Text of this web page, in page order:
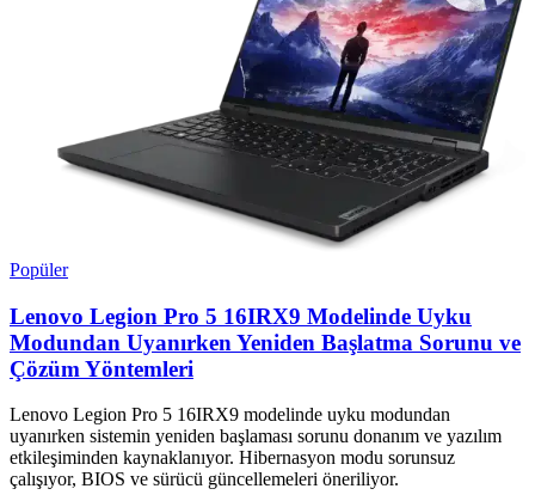
Popüler
Lenovo Legion Pro 5 16IRX9 Modelinde Uyku
Modundan Uyanırken Yeniden Başlatma Sorunu ve
Çözüm Yöntemleri
Lenovo Legion Pro 5 16IRX9 modelinde uyku modundan
uyanırken sistemin yeniden başlaması sorunu donanım ve yazılım
etkileşiminden kaynaklanıyor. Hibernasyon modu sorunsuz
çalışıyor, BIOS ve sürücü güncellemeleri öneriliyor.